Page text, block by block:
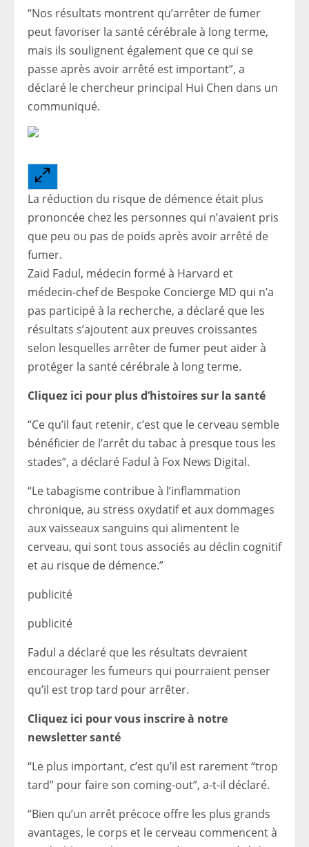
“Nos résultats montrent qu’arrêter de fumer
peut favoriser la santé cérébrale à long terme,
mais ils soulignent également que ce qui se
passe après avoir arrêté est important”, a
déclaré le chercheur principal Hui Chen dans un
communiqué.
La réduction du risque de démence était plus
prononcée chez les personnes qui n’avaient pris
que peu ou pas de poids après avoir arrêté de
fumer.
Zaid Fadul, médecin formé à Harvard et
médecin-chef de Bespoke Concierge MD qui n’a
pas participé à la recherche, a déclaré que les
résultats s’ajoutent aux preuves croissantes
selon lesquelles arrêter de fumer peut aider à
protéger la santé cérébrale à long terme.
Cliquez ici pour plus d’histoires sur la santé
“Ce qu’il faut retenir, c’est que le cerveau semble
bénéficier de l’arrêt du tabac à presque tous les
stades”, a déclaré Fadul à Fox News Digital.
“Le tabagisme contribue à l’inflammation
chronique, au stress oxydatif et aux dommages
aux vaisseaux sanguins qui alimentent le
cerveau, qui sont tous associés au déclin cognitif
et au risque de démence.”
publicité
publicité
Fadul a déclaré que les résultats devraient
encourager les fumeurs qui pourraient penser
qu’il est trop tard pour arrêter.
Cliquez ici pour vous inscrire à notre
newsletter santé
“Le plus important, c’est qu’il est rarement “trop ​​
tard” pour faire son coming-out”, a-t-il déclaré.
“Bien qu’un arrêt précoce offre les plus grands
avantages, le corps et le cerveau commencent à